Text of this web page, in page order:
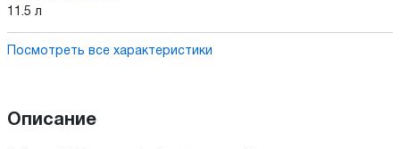
11.5 л
Посмотреть все характеристики
Описание